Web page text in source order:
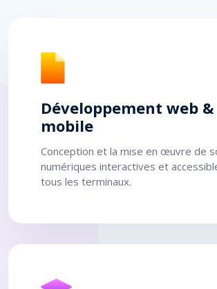
Développement web &
mobile
Conception et la mise en œuvre de
numériques interactives et
tous les terminaux.